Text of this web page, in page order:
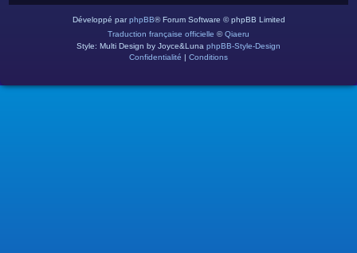
Développé parphpBB® Forum Software © phpBB Limited
Traduction française officielle ©Qiaeru
Style: Multi Design by Joyce&Luna phpBB-Style-Design
Confidentialité
Conditions